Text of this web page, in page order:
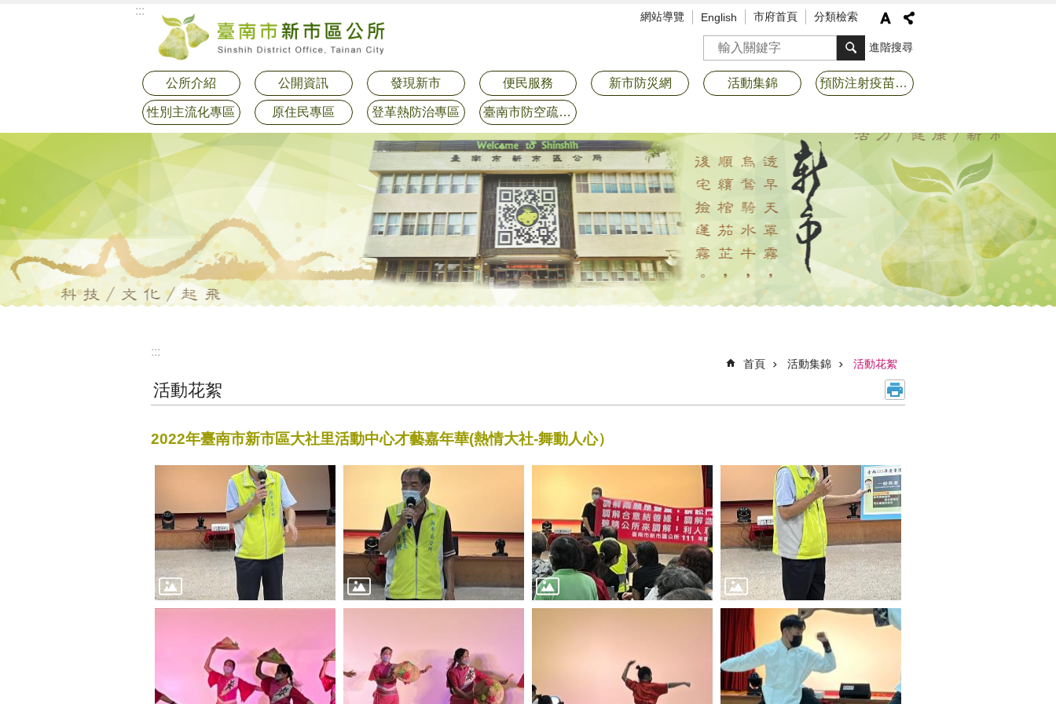
::: 網站導覽 English 市府首頁 分類檢索
搜尋 進階搜尋
公所介紹 公開資訊 發現新市 便民服務 新市防災網 活動集錦 預防注射疫苗接種專區
性別主流化專區 原住民專區 登革熱防治專區 臺南市防空疏散避難專區
:::
首頁 活動集錦 活動花絮
活動花絮
2022年臺南市新市區大社里活動中心才藝嘉年華(熱情大社-舞動人心）